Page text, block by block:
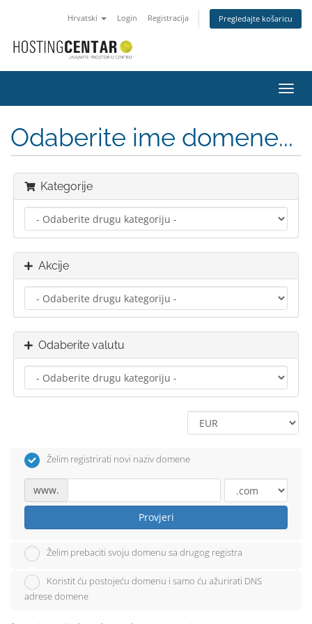
Hrvatski Login Registracija Pregledajte košaricu
Odaberite ime domene...
Kategorije
Akcije
Odaberite valutu
Želim registrirati novi naziv domene
www.
Provjeri
Želim prebaciti svoju domenu sa drugog registra
Koristit ću postojeću domenu i samo ću ažurirati DNS
adrese domene